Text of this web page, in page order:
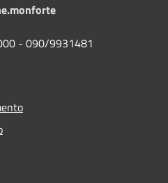
- 090/9931481